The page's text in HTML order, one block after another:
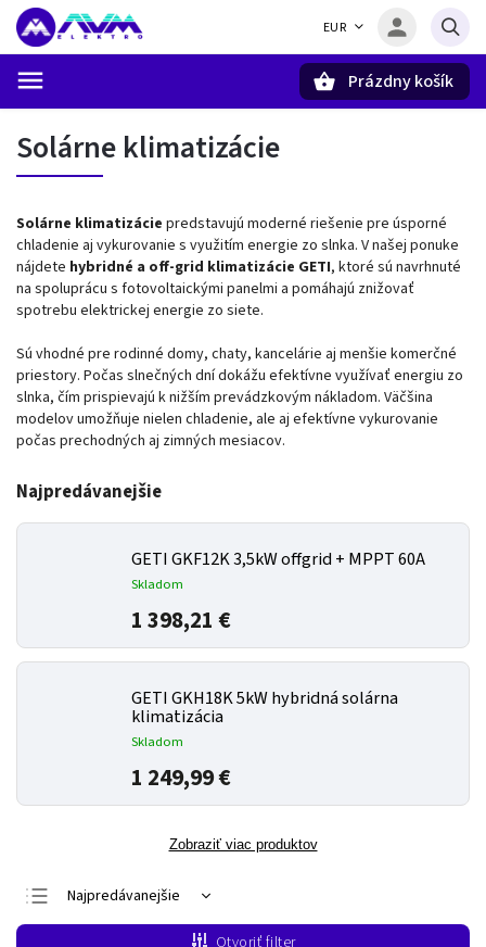
EUR
Prázdny košík
Solárne klimatizácie
Solárne klimatizácie predstavujú moderné riešenie pre úsporné
chladenie aj vykurovanie s využitím energie zo slnka. V našej ponuke
nájdete hybridné a off-grid klimatizácie GETI, ktoré sú navrhnuté
na spoluprácu s fotovoltaickými panelmi a pomáhajú znižovať
spotrebu elektrickej energie zo siete.
Sú vhodné pre rodinné domy, chaty, kancelárie aj menšie komerčné
priestory. Počas slnečných dní dokážu efektívne využívať energiu zo
slnka, čím prispievajú k nižším prevádzkovým nákladom. Väčšina
modelov umožňuje nielen chladenie, ale aj efektívne vykurovanie
počas prechodných aj zimných mesiacov.
Najpredávanejšie
GETI GKF12K 3,5kW offgrid + MPPT 60A
Skladom
1 398,21 €
GETI GKH18K 5kW hybridná solárna
klimatizácia
Skladom
1 249,99 €
Zobraziť viac produktov
Najpredávanejšie
Najlacnejšie
Otvoriť filter